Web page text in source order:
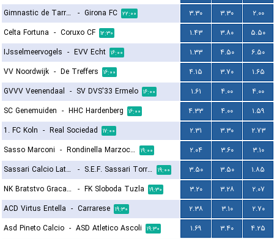
Gimnastic de Tarragona
- Girona FC ۲۲:۰۰ ۳.۳۰ ۳.۳۰
۲.۰۰
Celta Fortuna - Coruxo CF ۱۲:۳۰ ۱.۴۳ ۳.۸۰
۵.۵۰
IJsselmeervogels - EVV Echt ۱۶:۰۰ ۱.۳۳ ۴.۵۰
۶.۵۰
VV Noordwijk - De Treffers ۱۶:۰۰ ۴.۱۵ ۳.۷۰
۱.۶۵
GVVV Veenendaal - SV DVS'33 Ermelo ۱۶:۰۰ ۱.۶۱ ۴.۰۰
۴.۰۰
SC Genemuiden - HHC Hardenberg ۱۶:۰۰ ۴.۳۳ ۴.۰۰
۱.۵۹
1. FC Koln - Real Sociedad ۱۷:۰۰ ۲.۳۱ ۳.۳۰
۲.۷۳
Sasso Marconi - Rondinella Marzocco ۱۹:۰۰ ۲.۰۴ ۳.۶۰
۳.۱۰
Sassari Calcio Latte Dolce
- S.E.F. Sassari Torres 1903 ۱۹:۰۰ ۳.۵۰ ۳.۵۰
۱.۸۵
NK Bratstvo Gracanica - FK Sloboda Tuzla ۱۹:۳۰ ۳.۲۰ ۳.۲۸
۲.۰۷
ACD Virtus Entella - Carrarese ۱۹:۳۰ ۲.۳۸ ۳.۱۰
۲.۷۰
Asd Pineto Calcio - ASD Atletico Ascoli ۱۹:۳۰ ۱.۶۹ ۳.۴۰
۴.۲۵